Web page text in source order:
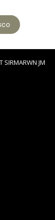
SIRMARWN JM